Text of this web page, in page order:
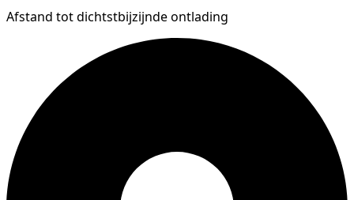
Afstand tot dichtstbijzijnde ontlading